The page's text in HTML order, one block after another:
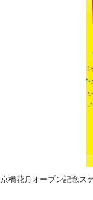
京橋花月オープン記念ス